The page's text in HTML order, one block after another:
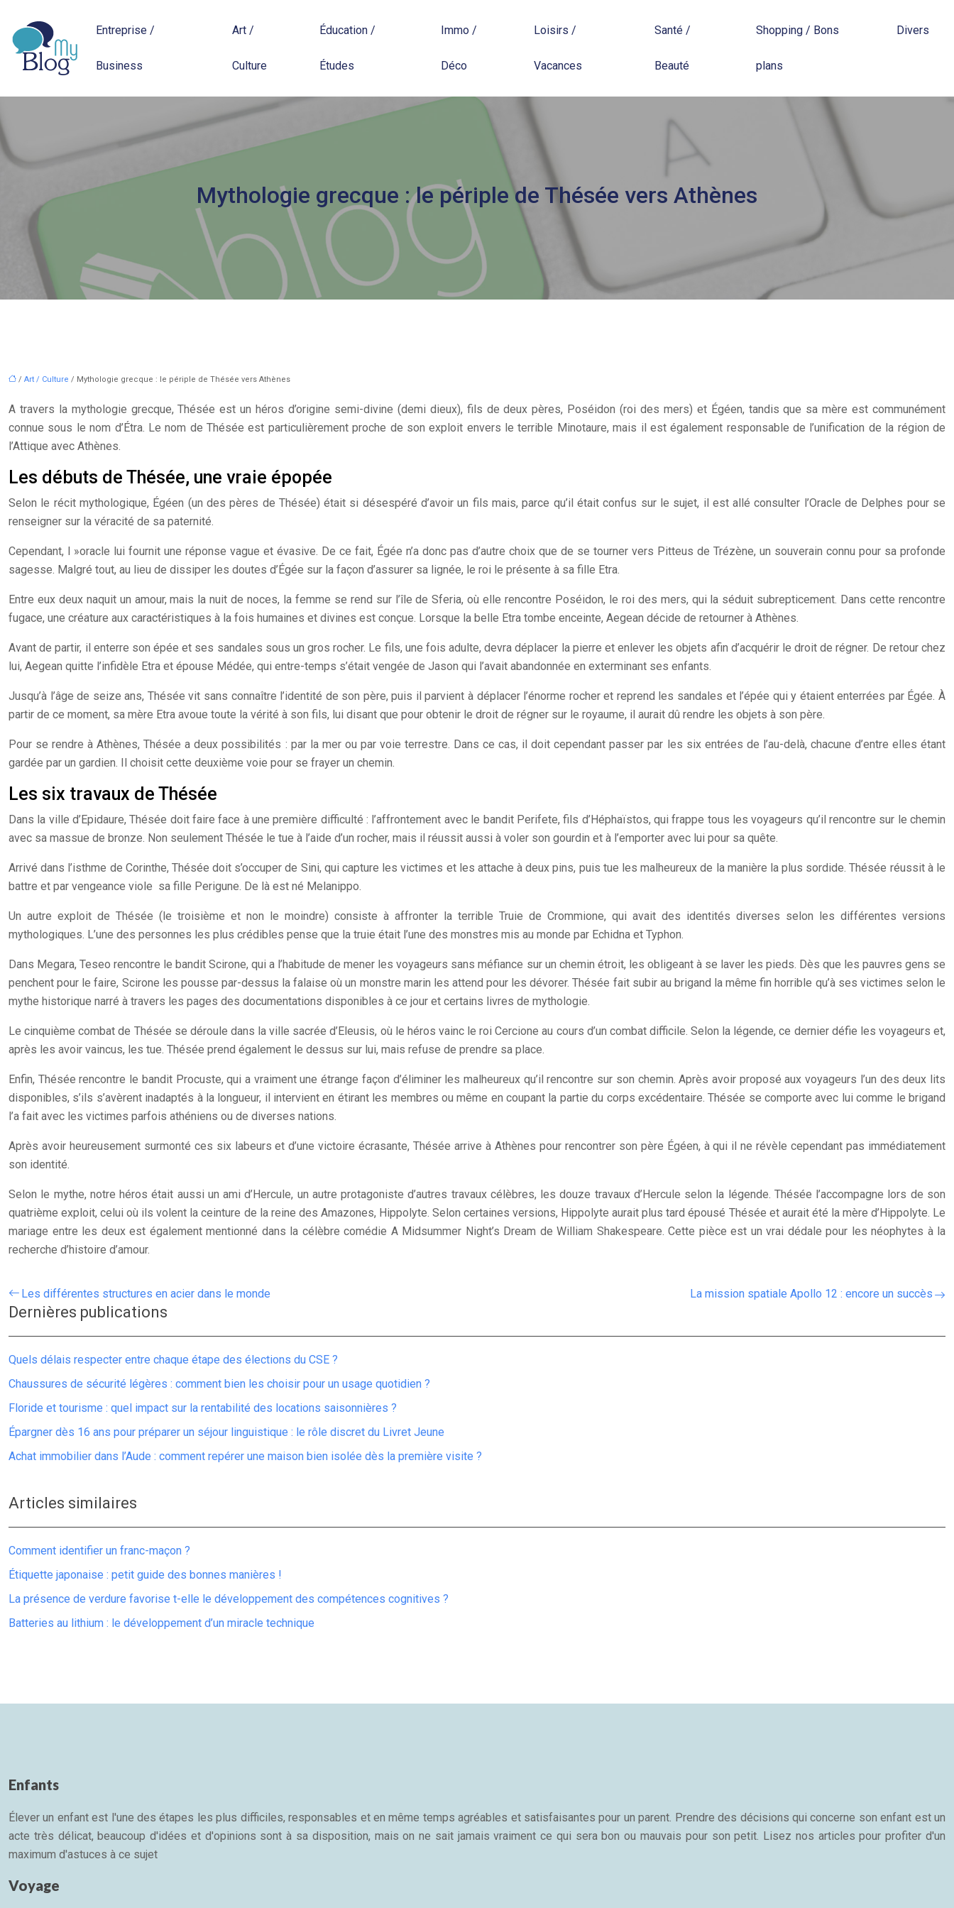
Entreprise /
Business
Art /
Culture
Éducation /
Études
Immo /
Déco
Loisirs /
Vacances
Santé /
Beauté
Shopping / Bons
plans
Divers
Mythologie grecque : le périple de Thésée vers Athènes
/ Art / Culture / Mythologie grecque : le périple de Thésée vers Athènes
A travers la mythologie grecque, Thésée est un héros d’origine semi-divine (demi dieux), fils de deux pères, Poséidon (roi des mers) et Égéen, tandis que sa mère est communément
connue sous le nom d’Étra. Le nom de Thésée est particulièrement proche de son exploit envers le terrible Minotaure, mais il est également responsable de l’unification de la région de
l’Attique avec Athènes.
Les débuts de Thésée, une vraie épopée
Selon le récit mythologique, Égéen (un des pères de Thésée) était si désespéré d’avoir un fils mais, parce qu’il était confus sur le sujet, il est allé consulter l’Oracle de Delphes pour se
renseigner sur la véracité de sa paternité.
Cependant, l »oracle lui fournit une réponse vague et évasive. De ce fait, Égée n’a donc pas d’autre choix que de se tourner vers Pitteus de Trézène, un souverain connu pour sa profonde
sagesse. Malgré tout, au lieu de dissiper les doutes d’Égée sur la façon d’assurer sa lignée, le roi le présente à sa fille Etra.
Entre eux deux naquit un amour, mais la nuit de noces, la femme se rend sur l’île de Sferia, où elle rencontre Poséidon, le roi des mers, qui la séduit subrepticement. Dans cette rencontre
fugace, une créature aux caractéristiques à la fois humaines et divines est conçue. Lorsque la belle Etra tombe enceinte, Aegean décide de retourner à Athènes.
Avant de partir, il enterre son épée et ses sandales sous un gros rocher. Le fils, une fois adulte, devra déplacer la pierre et enlever les objets afin d’acquérir le droit de régner. De retour chez
lui, Aegean quitte l’infidèle Etra et épouse Médée, qui entre-temps s’était vengée de Jason qui l’avait abandonnée en exterminant ses enfants.
Jusqu’à l’âge de seize ans, Thésée vit sans connaître l’identité de son père, puis il parvient à déplacer l’énorme rocher et reprend les sandales et l’épée qui y étaient enterrées par Égée. À
partir de ce moment, sa mère Etra avoue toute la vérité à son fils, lui disant que pour obtenir le droit de régner sur le royaume, il aurait dû rendre les objets à son père.
Pour se rendre à Athènes, Thésée a deux possibilités : par la mer ou par voie terrestre. Dans ce cas, il doit cependant passer par les six entrées de l’au-delà, chacune d’entre elles étant
gardée par un gardien. Il choisit cette deuxième voie pour se frayer un chemin.
Les six travaux de Thésée
Dans la ville d’Epidaure, Thésée doit faire face à une première difficulté : l’affrontement avec le bandit Perifete, fils d’Héphaïstos, qui frappe tous les voyageurs qu’il rencontre sur le chemin
avec sa massue de bronze. Non seulement Thésée le tue à l’aide d’un rocher, mais il réussit aussi à voler son gourdin et à l’emporter avec lui pour sa quête.
Arrivé dans l’isthme de Corinthe, Thésée doit s’occuper de Sini, qui capture les victimes et les attache à deux pins, puis tue les malheureux de la manière la plus sordide. Thésée réussit à le
battre et par vengeance viole sa fille Perigune. De là est né Melanippo.
Un autre exploit de Thésée (le troisième et non le moindre) consiste à affronter la terrible Truie de Crommione, qui avait des identités diverses selon les différentes versions
mythologiques. L’une des personnes les plus crédibles pense que la truie était l’une des monstres mis au monde par Echidna et Typhon.
Dans Megara, Teseo rencontre le bandit Scirone, qui a l’habitude de mener les voyageurs sans méfiance sur un chemin étroit, les obligeant à se laver les pieds. Dès que les pauvres gens se
penchent pour le faire, Scirone les pousse par-dessus la falaise où un monstre marin les attend pour les dévorer. Thésée fait subir au brigand la même fin horrible qu’à ses victimes selon le
mythe historique narré à travers les pages des documentations disponibles à ce jour et certains livres de mythologie.
Le cinquième combat de Thésée se déroule dans la ville sacrée d’Eleusis, où le héros vainc le roi Cercione au cours d’un combat difficile. Selon la légende, ce dernier défie les voyageurs et,
après les avoir vaincus, les tue. Thésée prend également le dessus sur lui, mais refuse de prendre sa place.
Enfin, Thésée rencontre le bandit Procuste, qui a vraiment une étrange façon d’éliminer les malheureux qu’il rencontre sur son chemin. Après avoir proposé aux voyageurs l’un des deux lits
disponibles, s’ils s’avèrent inadaptés à la longueur, il intervient en étirant les membres ou même en coupant la partie du corps excédentaire. Thésée se comporte avec lui comme le brigand
l’a fait avec les victimes parfois athéniens ou de diverses nations.
Après avoir heureusement surmonté ces six labeurs et d’une victoire écrasante, Thésée arrive à Athènes pour rencontrer son père Égéen, à qui il ne révèle cependant pas immédiatement
son identité.
Selon le mythe, notre héros était aussi un ami d’Hercule, un autre protagoniste d’autres travaux célèbres, les douze travaux d’Hercule selon la légende. Thésée l’accompagne lors de son
quatrième exploit, celui où ils volent la ceinture de la reine des Amazones, Hippolyte. Selon certaines versions, Hippolyte aurait plus tard épousé Thésée et aurait été la mère d’Hippolyte. Le
mariage entre les deux est également mentionné dans la célèbre comédie A Midsummer Night’s Dream de William Shakespeare. Cette pièce est un vrai dédale pour les néophytes à la
recherche d’histoire d’amour.
Les différentes structures en acier dans le monde La mission spatiale Apollo 12 : encore un succès
Dernières publications
Quels délais respecter entre chaque étape des élections du CSE ?
Chaussures de sécurité légères : comment bien les choisir pour un usage quotidien ?
Floride et tourisme : quel impact sur la rentabilité des locations saisonnières ?
Épargner dès 16 ans pour préparer un séjour linguistique : le rôle discret du Livret Jeune
Achat immobilier dans l’Aude : comment repérer une maison bien isolée dès la première visite ?
Articles similaires
Comment identifier un franc-maçon ?
Étiquette japonaise : petit guide des bonnes manières !
La présence de verdure favorise t-elle le développement des compétences cognitives ?
Batteries au lithium : le développement d’un miracle technique
Enfants
Élever un enfant est l'une des étapes les plus difficiles, responsables et en même temps agréables et satisfaisantes pour un parent. Prendre des décisions qui concerne son enfant est un
acte très délicat, beaucoup d'idées et d'opinions sont à sa disposition, mais on ne sait jamais vraiment ce qui sera bon ou mauvais pour son petit. Lisez nos articles pour profiter d'un
maximum d'astuces à ce sujet
Voyage